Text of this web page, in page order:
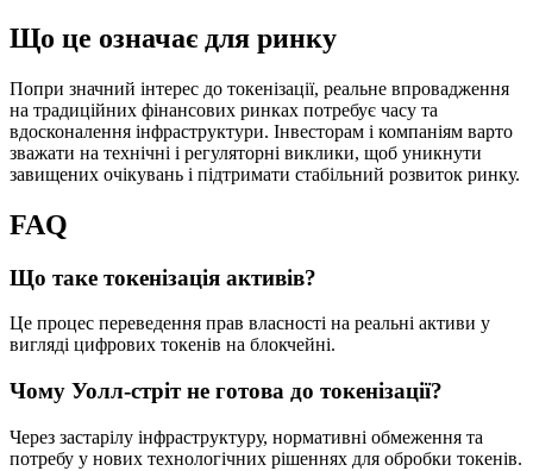
Що це означає для ринку
Попри значний інтерес до токенізації, реальне впровадження
на традиційних фінансових ринках потребує часу та
вдосконалення інфраструктури. Інвесторам і компаніям варто
зважати на технічні і регуляторні виклики, щоб уникнути
завищених очікувань і підтримати стабільний розвиток ринку.
FAQ
Що таке токенізація активів?
Це процес переведення прав власності на реальні активи у
вигляді цифрових токенів на блокчейні.
Чому Уолл-стріт не готова до токенізації?
Через застарілу інфраструктуру, нормативні обмеження та
потребу у нових технологічних рішеннях для обробки токенів.